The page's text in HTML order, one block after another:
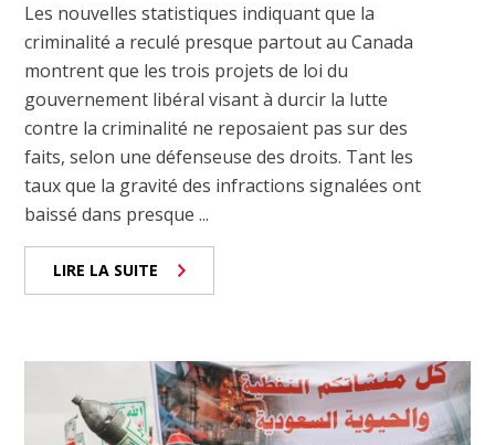
Les nouvelles statistiques indiquant que la
criminalité a reculé presque partout au Canada
montrent que les trois projets de loi du
gouvernement libéral visant à durcir la lutte
contre la criminalité ne reposaient pas sur des
faits, selon une défenseuse des droits. Tant les
taux que la gravité des infractions signalées ont
baissé dans presque ...
LIRE LA SUITE